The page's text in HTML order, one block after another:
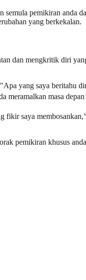
pemikiran anda
yang berkekalan.
dan mengkritik diri
yang saya beritahu
masa
saya
pemikiran khusus